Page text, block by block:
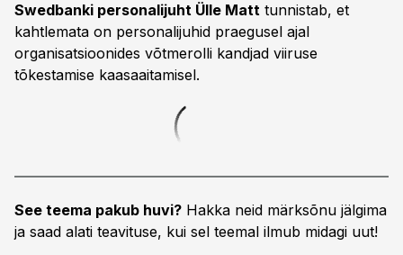
Swedbanki personalijuht Ülle Matt tunnistab, et
kahtlemata on personalijuhid praegusel ajal
organisatsioonides võtmerolli kandjad viiruse
tõkestamise kaasaaitamisel.
See teema pakub huvi? Hakka neid märksõnu jälgima
ja saad alati teavituse, kui sel teemal ilmub midagi uut!